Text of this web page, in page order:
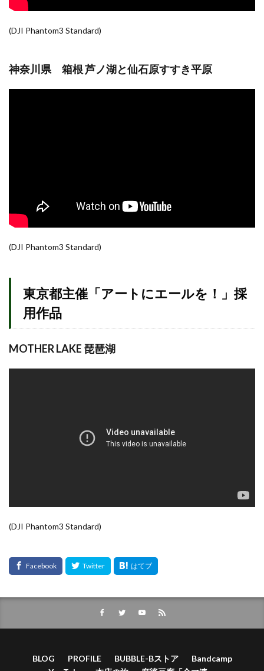
(DJI Phantom3 Standard)
神奈川県 箱根 芦ノ湖と仙石原すすき平原
(DJI Phantom3 Standard)
東京都主催「アートにエールを！」採
用作品
MOTHER LAKE 琵琶湖
(DJI Phantom3 Standard)
BLOG PROFILE BUBBLE-Bストア
Bandcamp